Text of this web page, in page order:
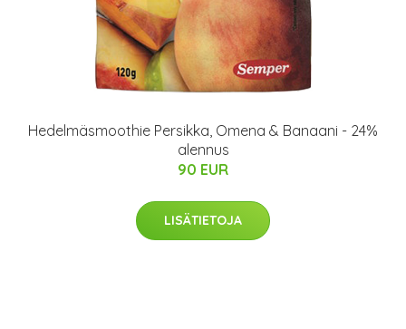
Hedelmäsmoothie Persikka, Omena & Banaani - 24%
alennus
90 EUR
LISÄTIETOJA